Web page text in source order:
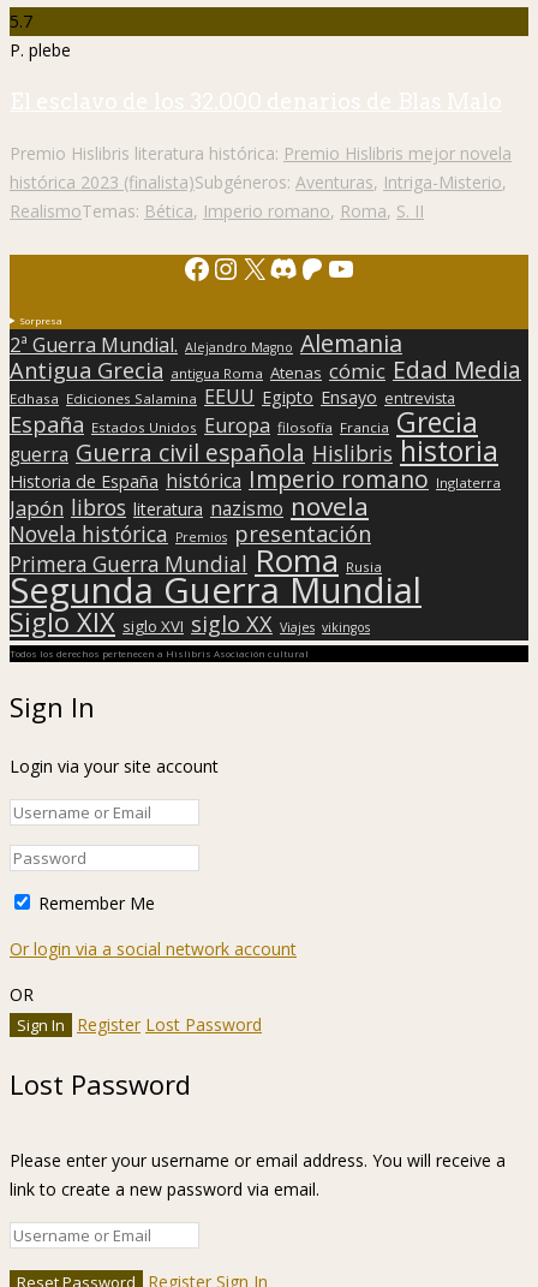
5.7
P. plebe
El esclavo de los 32.000 denarios de Blas Malo
Premio Hislibris literatura histórica: Premio Hislibris mejor novela
histórica 2023 (finalista)Subgéneros: Aventuras, Intriga-Misterio,
RealismoTemas: Bética, Imperio romano, Roma, S. II
Facebook
Instagram
X Discord
Patreon
YouTube
Sorpresa
2ª Guerra Mundial. Alejandro Magno Alemania
Antigua Grecia antigua Roma Atenas cómic Edad Media
Edhasa Ediciones Salamina EEUU Egipto Ensayo entrevista
España Estados Unidos Europa filosofía Francia Grecia
guerra Guerra civil española Hislibris historia
Historia de España histórica Imperio romano Inglaterra
Japón libros literatura nazismo novela
Novela histórica Premios presentación
Primera Guerra Mundial Roma Rusia
Segunda Guerra Mundial
Siglo XIX siglo XVI siglo XX Viajes vikingos
Todos los derechos pertenecen a Hislibris Asociación cultural
Sign In
Login via your site account
Remember Me
Or login via a social network account
OR
Register Lost Password
Lost Password
Please enter your username or email address. You will receive a
link to create a new password via email.
Register Sign In